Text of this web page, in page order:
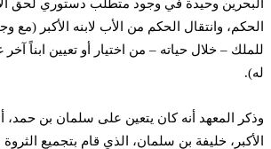
البحرين وحيدة في وجود متطلب دستوري لحق
الحكم، وانتقال الحكم من الأب لابنه الأكبر (مع
للملك – خلال حياته – من اختيار أو تعيين ابناً آخر
له).
وذكر المعهد أنه كان يتعين على سلمان بن حمد،
الأكبر، خليفة بن سلمان، الذي قام بتجميع